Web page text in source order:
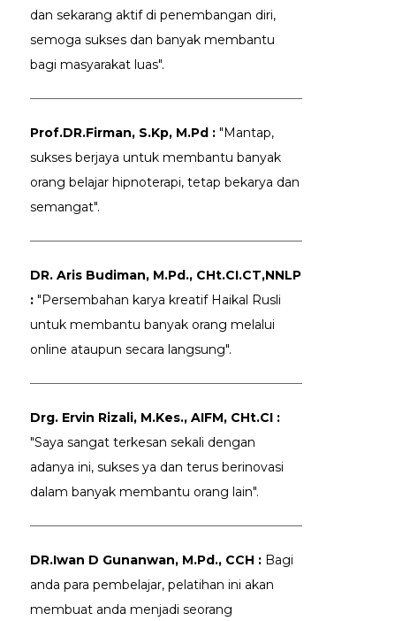
dan sekarang aktif di penembangan diri,
semoga sukses dan banyak membantu
bagi masyarakat luas".
Prof.DR.Firman, S.Kp, M.Pd : "Mantap,
sukses berjaya untuk membantu banyak
orang belajar hipnoterapi, tetap bekarya dan
semangat".
DR. Aris Budiman, M.Pd., CHt.CI.CT,NNLP
: "Persembahan karya kreatif Haikal Rusli
untuk membantu banyak orang melalui
online ataupun secara langsung".
Drg. Ervin Rizali, M.Kes., AIFM, CHt.CI :
"Saya sangat terkesan sekali dengan
adanya ini, sukses ya dan terus berinovasi
dalam banyak membantu orang lain".
DR.Iwan D Gunanwan, M.Pd., CCH : Bagi
anda para pembelajar, pelatihan ini akan
membuat anda menjadi seorang